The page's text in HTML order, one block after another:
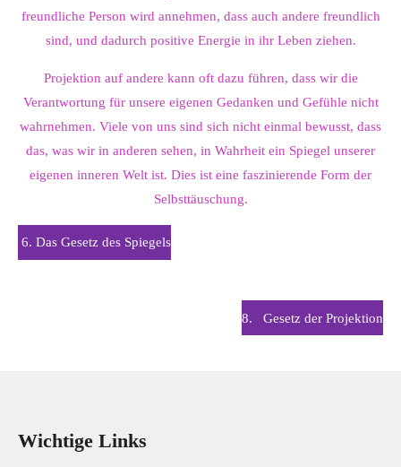
freundliche Person wird annehmen, dass auch andere freundlich
sind, und dadurch positive Energie in ihr Leben ziehen.
Projektion auf andere kann oft dazu führen, dass wir die
Verantwortung für unsere eigenen Gedanken und Gefühle nicht
wahrnehmen. Viele von uns sind sich nicht einmal bewusst, dass
das, was wir in anderen sehen, in Wahrheit ein Spiegel unserer
eigenen inneren Welt ist. Dies ist eine faszinierende Form der
Selbsttäuschung.
6. Das Gesetz des Spiegels
8. Gesetz der Projektion
Wichtige Links